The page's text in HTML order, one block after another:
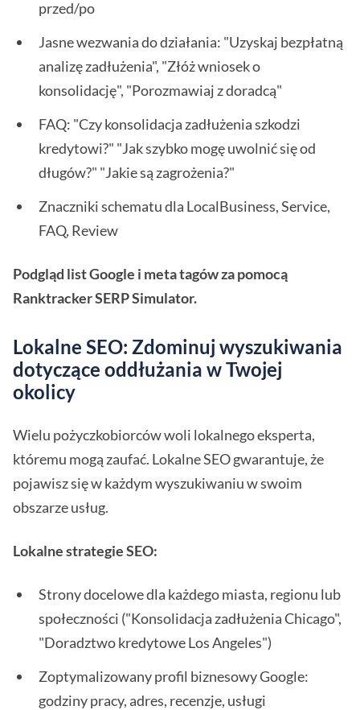
przed/po
Jasne wezwania do działania: "Uzyskaj bezpłatną
analizę zadłużenia", "Złóż wniosek o
konsolidację", "Porozmawiaj z doradcą"
FAQ: "Czy konsolidacja zadłużenia szkodzi
kredytowi?" "Jak szybko mogę uwolnić się od
długów?" "Jakie są zagrożenia?"
Znaczniki schematu dla LocalBusiness, Service,
FAQ, Review
Podgląd list Google i meta tagów za pomocą
Ranktracker SERP Simulator.
Lokalne SEO: Zdominuj wyszukiwania
dotyczące oddłużania w Twojej
okolicy
Wielu pożyczkobiorców woli lokalnego eksperta,
któremu mogą zaufać. Lokalne SEO gwarantuje, że
pojawisz się w każdym wyszukiwaniu w swoim
obszarze usług.
Lokalne strategie SEO:
Strony docelowe dla każdego miasta, regionu lub
społeczności ("Konsolidacja zadłużenia Chicago",
"Doradztwo kredytowe Los Angeles")
Zoptymalizowany profil biznesowy Google:
godziny pracy, adres, recenzje, usługi